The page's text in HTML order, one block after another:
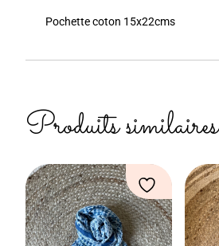
Pochette coton 15x22cms
Produits similaires